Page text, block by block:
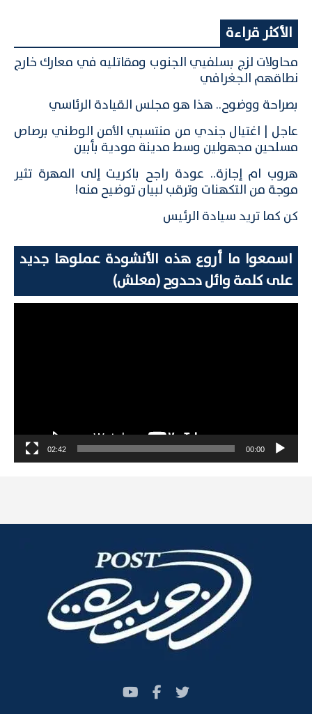
الأكثر قراءة
محاولات لزج بسلفيي الجنوب ومقاتليه في معارك خارج
نطاقهم الجغرافي
بصراحة ووضوح.. هذا هو مجلس القيادة الرئاسي
عاجل | اغتيال جندي من منتسبي الأمن الوطني برصاص
مسلحين مجهولين وسط مدينة مودية بأبين
هروب ام إجازة.. عودة راجح باكريت إلى المهرة تثير
موجة من التكهنات وترقب لبيان توضيح منه!
كن كما تريد سيادة الرئيس
اسمعوا ما أروع هذه الأنشودة عملوها جديد
على كلمة وائل دحدوح (معلش)
00:00
02:42